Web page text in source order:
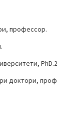
профессор.
доктори,